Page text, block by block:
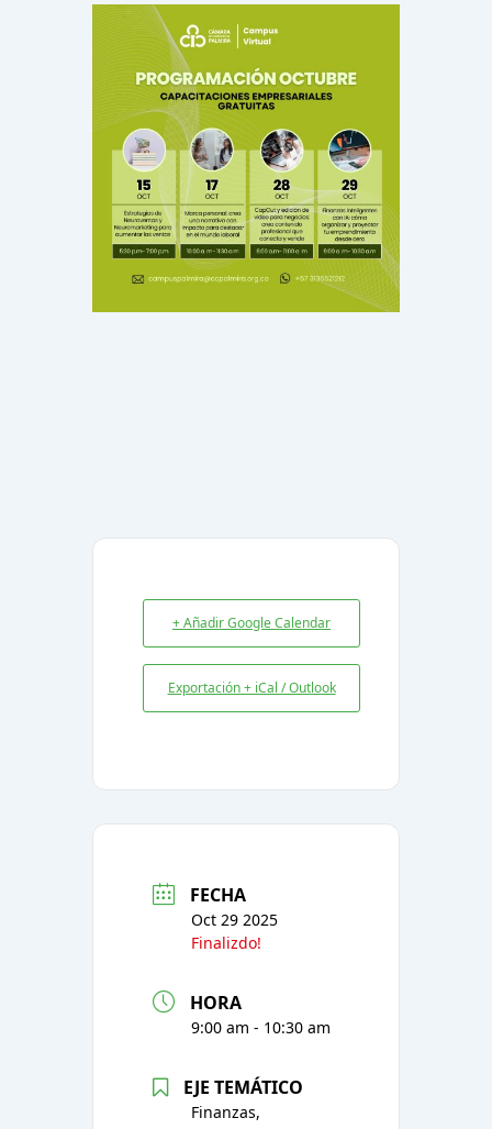
+ Añadir Google Calendar
Exportación + iCal / Outlook
FECHA
Oct 29 2025
Finalizdo!
HORA
9:00 am - 10:30 am
EJE TEMÁTICO
Finanzas,